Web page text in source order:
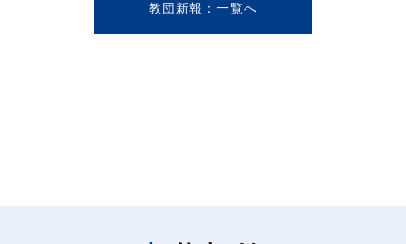
教団新報